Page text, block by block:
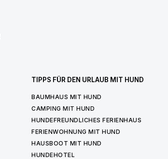
TIPPS FÜR DEN URLAUB MIT HUND
BAUMHAUS MIT HUND
CAMPING MIT HUND
HUNDEFREUNDLICHES FERIENHAUS
FERIENWOHNUNG MIT HUND
HAUSBOOT MIT HUND
HUNDEHOTEL